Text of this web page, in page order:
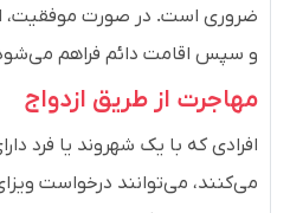
ضروری است. در صورت موفقیت،
و سپس اقامت دائم فراهم
مهاجرت از طریق ازدواج
افرادی که با یک شهروند یا فرد
می‌کنند، می‌توانند درخواست